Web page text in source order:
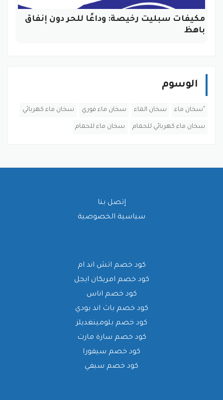
مكيفات سبليت رخيصة: وداعًا للحر دون إنفاق
باهظ
الوسوم
"سخان ماء سخان الماء سخان ماء فوري سخان ماء كهربائي
سخان ماء كهربائي للحمام سخان ماء للحمام
إتصل بنا
سياسية الخصوصية
كود خصم اتش اند ام
كود خصم امريكان ايجل
كود خصم اناس
كود خصم باث اند بودي
كود خصم بلومينغديلز
كود خصم سارة مارت
كود خصم سيفورا
كود خصم سيفي